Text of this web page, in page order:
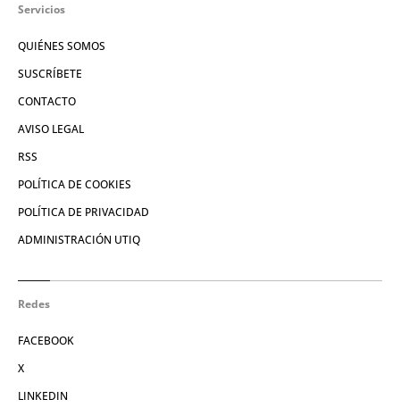
Servicios
QUIÉNES SOMOS
SUSCRÍBETE
CONTACTO
AVISO LEGAL
RSS
POLÍTICA DE COOKIES
POLÍTICA DE PRIVACIDAD
ADMINISTRACIÓN UTIQ
Redes
FACEBOOK
X
LINKEDIN